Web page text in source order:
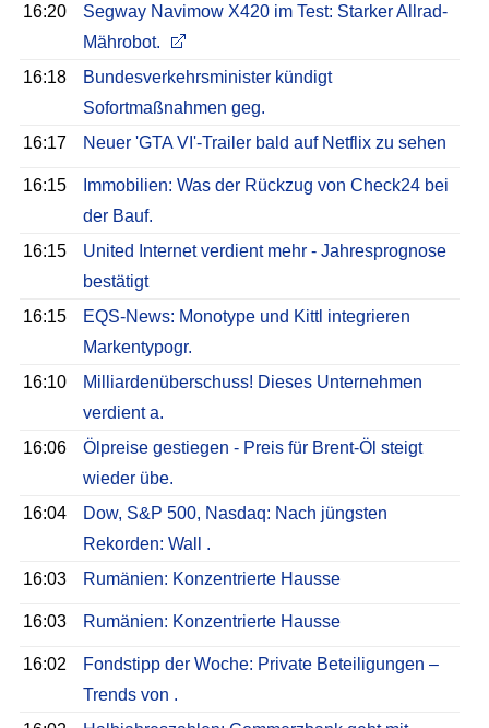
16:20
Segway Navimow X420 im Test: Starker Allrad-
Mährobot.
16:18
Bundesverkehrsminister kündigt
Sofortmaßnahmen geg.
16:17
Neuer 'GTA VI'-Trailer bald auf Netflix zu sehen
16:15
Immobilien: Was der Rückzug von Check24 bei
der Bauf.
16:15
United Internet verdient mehr - Jahresprognose
bestätigt
16:15
EQS-News: Monotype und Kittl integrieren
Markentypogr.
16:10
Milliardenüberschuss! Dieses Unternehmen
verdient a.
16:06
Ölpreise gestiegen - Preis für Brent-Öl steigt
wieder übe.
16:04
Dow, S&P 500, Nasdaq: Nach jüngsten
Rekorden: Wall .
16:03
Rumänien: Konzentrierte Hausse
16:03 Rumänien: Konzentrierte Hausse
16:02
Fondstipp der Woche: Private Beteiligungen –
Trends von .